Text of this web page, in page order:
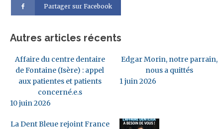
Partager sur Facebook
Autres articles récents
Affaire du centre dentaire
de Fontaine (Isère) : appel
aux patientes et patients
concerné.e.s
10 juin 2026
Edgar Morin, notre parrain,
nous a quittés
1 juin 2026
La Dent Bleue rejoint France